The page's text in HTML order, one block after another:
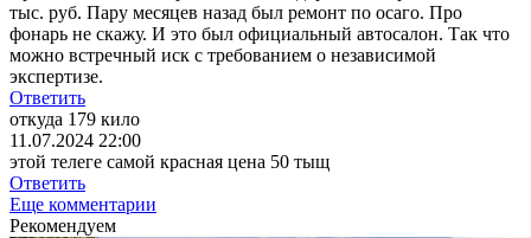
тыс. руб. Пару месяцев назад был ремонт по осаго. Про
фонарь не скажу. И это был официальный автосалон. Так что
можно встречный иск с требованием о независимой
экспертизе.
Ответить
откуда 179 кило
11.07.2024 22:00
этой телеге самой красная цена 50 тыщ
Ответить
Еще комментарии
Рекомендуем